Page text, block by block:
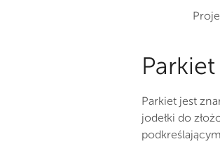
Parkiet jest
jodełki do